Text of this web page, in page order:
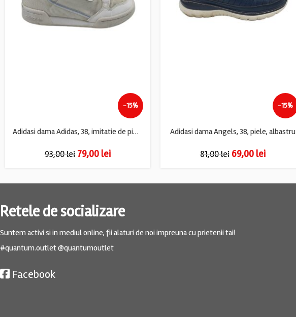
-15%
Adidasi dama Adidas, 38, imitatie de piele, material textil, alb
93,00lei 79,00 lei
-15%
Adidasi dama Angels, 38, piele, albastru
81,00lei 69,00 lei
Retele de socializare
Suntem activi si in mediul online, fii alaturi de noi impreuna cu prietenii tai!
#quantum.outlet @quantumoutlet
Facebook